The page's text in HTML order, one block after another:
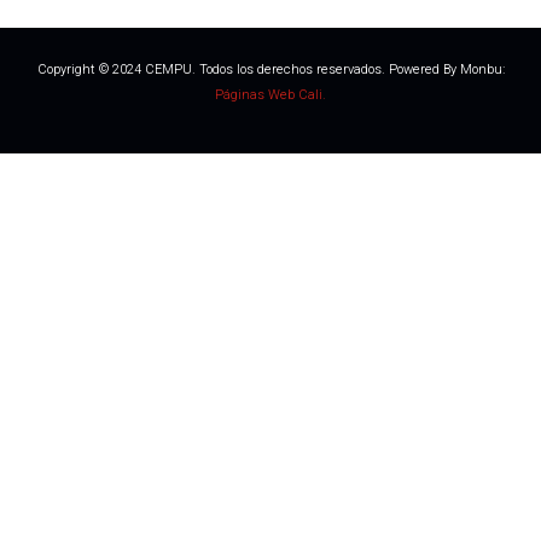
Copyright © 2024 CEMPU. Todos los derechos reservados. Powered By Monbu:
Páginas Web Cali.